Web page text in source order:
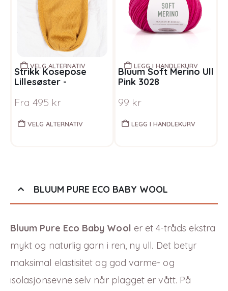
VELG ALTERNATIV
Strikk Kosepose
Lillesøster -
Pure Eco Baby Wool
Fra 495 kr
VELG ALTERNATIV
LEGG I HANDLEKURV
Bluum Soft Merino Ull
Pink 3028
99 kr
LEGG I HANDLEKURV
BLUUM PURE ECO BABY WOOL
Bluum Pure Eco Baby Wool er et 4-tråds ekstra
mykt og naturlig garn i ren, ny ull. Det betyr
maksimal elastisitet og god varme- og
isolasjonsevne selv når plagget er vått. På